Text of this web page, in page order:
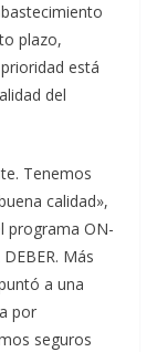
plazo,
está
del
Tenemos
calidad»,
programa ON-
Más
a una
por
seguros